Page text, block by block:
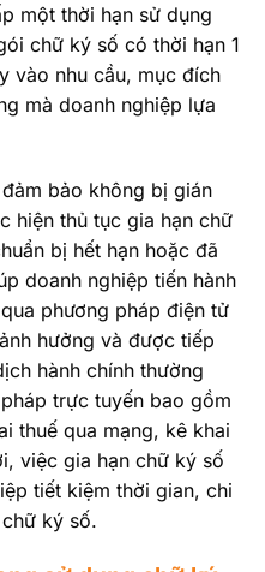
một thời hạn sử dụng
chữ ký số có thời hạn 1
vào nhu cầu, mục đích
mà doanh nghiệp lựa
bảo không bị gián
hiện thủ tục gia hạn chữ
bị hết hạn hoặc đã
doanh nghiệp tiến hành
phương pháp điện tử
hưởng và được tiếp
hành chính thường
trực tuyến bao gồm
thuế qua mạng, kê khai
việc gia hạn chữ ký số
tiết kiệm thời gian, chi
ký số.